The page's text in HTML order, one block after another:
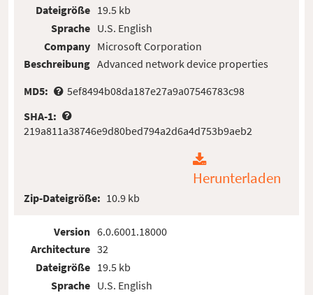
Dateigröße
Sprache
Company
Beschreibung
19.5 kb
U.S. English
Microsoft Corporation
Advanced network device properties
MD5:
5ef8494b08da187e27a9a07546783c98
SHA-1:
219a811a38746e9d80bed794a2d6a4d753b9aeb2
Herunterladen
Zip-Dateigröße: 10.9 kb
Version
Architecture
Dateigröße
Sprache
6.0.6001.18000
32
19.5 kb
U.S. English